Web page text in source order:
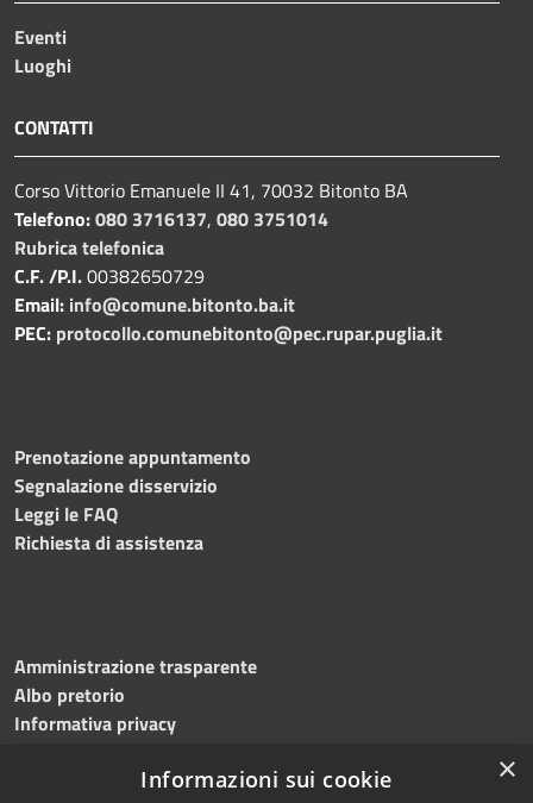
Eventi
Luoghi
CONTATTI
Corso Vittorio Emanuele II 41, 70032 Bitonto BA
Telefono:080 3716137, 080 3751014
Rubrica telefonica
C.F. /P.I.00382650729
Email: info@comune.bitonto.ba.it
PEC: protocollo.comunebitonto@pec.rupar.puglia.it
Prenotazione appuntamento
Segnalazione disservizio
Leggi le FAQ
Richiesta di assistenza
Amministrazione trasparente
Albo pretorio
Informativa privacy
Dichiarazione di accessibilità Meccanismo di feedback ×
Informazioni sui cookie